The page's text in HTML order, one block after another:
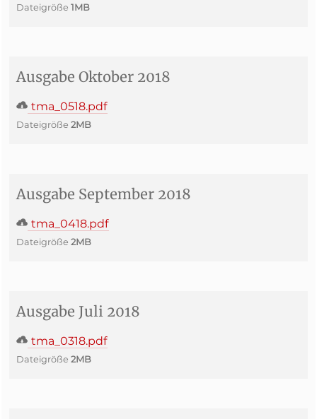
Dateigröße 1MB
Ausgabe Oktober 2018
tma_0518.pdf
Dateigröße 2MB
Ausgabe September 2018
tma_0418.pdf
Dateigröße 2MB
Ausgabe Juli 2018
tma_0318.pdf
Dateigröße 2MB